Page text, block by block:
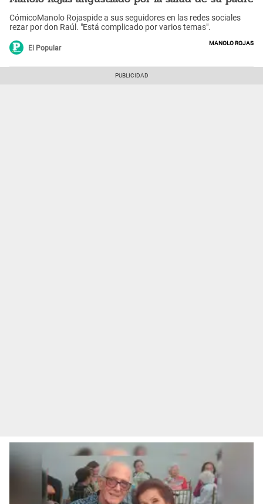
CómicoManolo Rojaspide a sus seguidores en las redes sociales
rezar por don Raúl. "Está complicado por varios temas".
El Popular
Manolo Rojas